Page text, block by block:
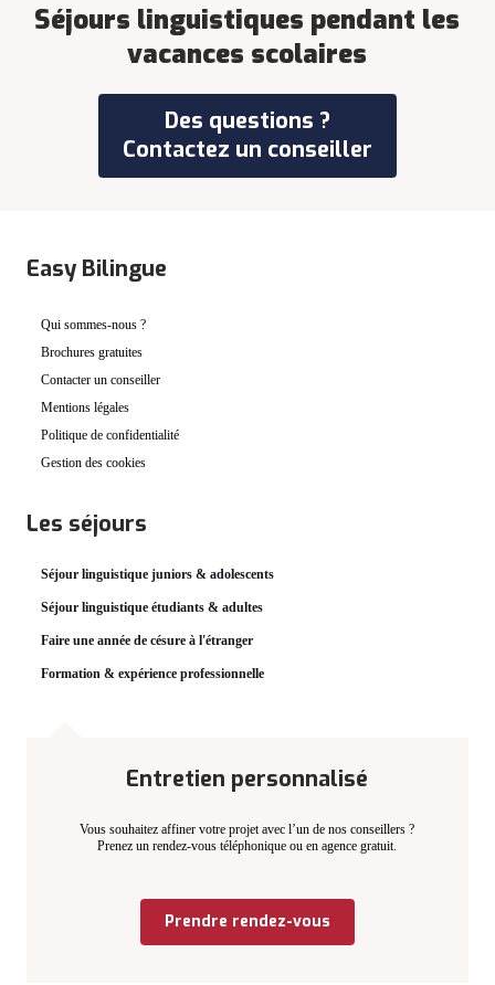
Séjours linguistiques pendant les
vacances scolaires
Des questions ?
Contactez un conseiller
Easy Bilingue
Qui sommes-nous ?
Brochures gratuites
Contacter un conseiller
Mentions légales
Politique de confidentialité
Gestion des cookies
Les séjours
Séjour linguistique juniors & adolescents
Séjour linguistique étudiants & adultes
Faire une année de césure à l'étranger
Formation & expérience professionnelle
Entretien personnalisé
Vous souhaitez affiner votre projet avec l’un de nos conseillers ?
Prenez un rendez-vous téléphonique ou en agence gratuit.
Prendre rendez-vous